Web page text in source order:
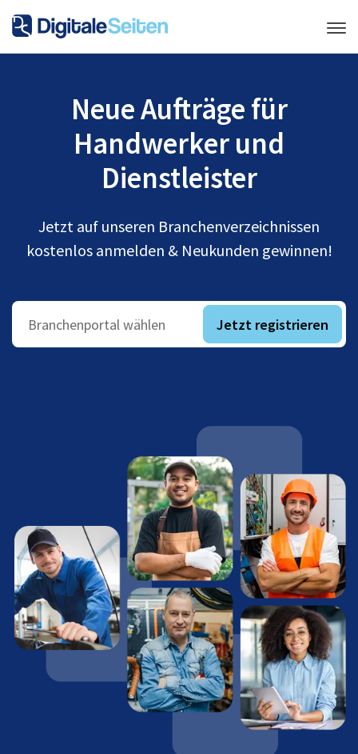
Neue Aufträge für
Handwerker und
Dienstleister
Jetzt auf unseren Branchenverzeichnissen
kostenlos anmelden & Neukunden gewinnen!
Branchenportal wählen Jetzt registrieren